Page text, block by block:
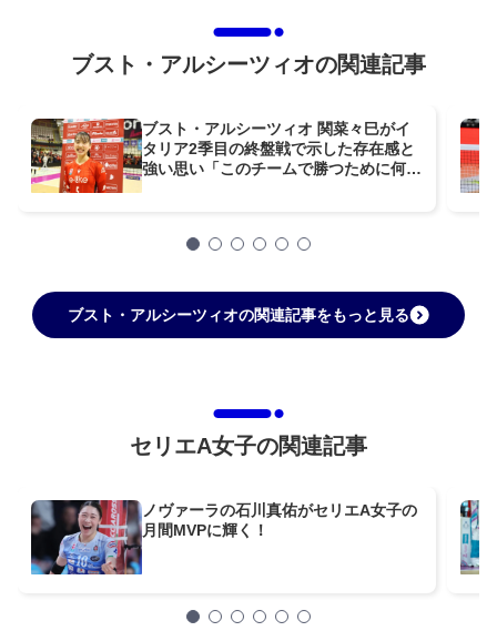
ブスト・アルシーツィオの関連記事
ブスト・アルシーツィオ 関菜々巳がイ
タリア2季目の終盤戦で示した存在感と
強い思い「このチームで勝つために何が
ブスト・アルシーツィオの関連記事をもっと見る
セリエA女子の関連記事
ノヴァーラの石川真佑がセリエA女子の
月間MVPに輝く！